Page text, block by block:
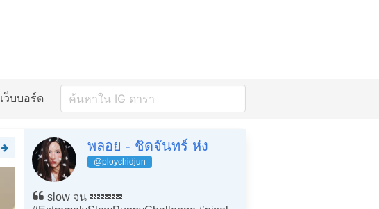
เว็บบอร์ด
พลอย - ชิดจันทร์ ห่ง
@ploychidjun
slow จน 💤💤💤